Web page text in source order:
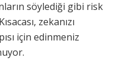
söylediği gibi risk
zekanızı
için edinmeniz